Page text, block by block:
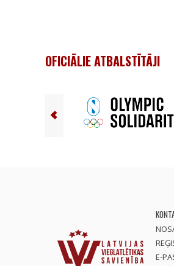
OFICIĀLIE ATBALSTĪTĀJI
E-